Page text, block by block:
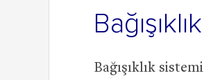
Bağışıklık